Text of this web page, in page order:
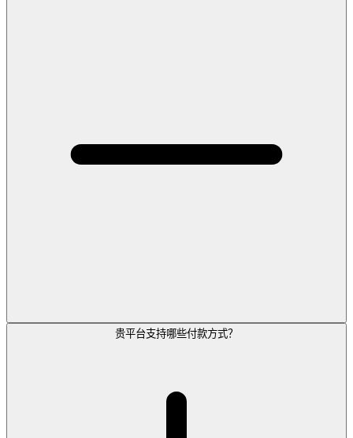
贵平台支持哪些付款方式？